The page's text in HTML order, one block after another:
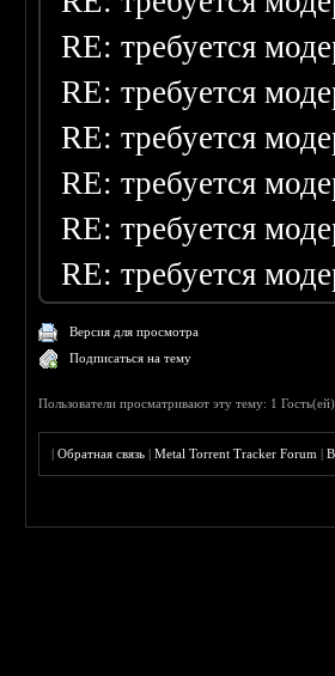
RE: требуется
RE: требуется
RE: требуется
RE: требуется
RE: требуется
RE: требуется
Версия для просмотра
Подписаться на тему
Пользователи просматривают эту тему: 1 Гость(ей)
|Обратная связь |Metal Torrent Tracker Forum |